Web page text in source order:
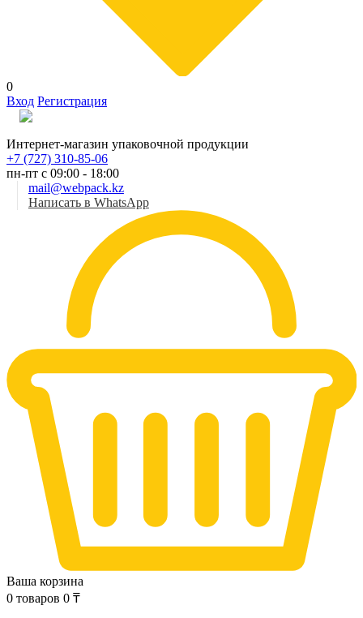
0
Вход Регистрация
Интернет-магазин упаковочной продукции
+7 (727) 310-85-06
пн-пт с 09:00 - 18:00
mail@webpack.kz
Написать в WhatsApp
Ваша корзина
0 товаров 0 ₸